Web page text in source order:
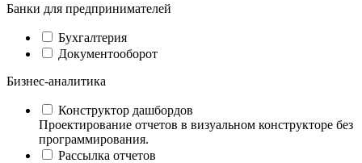
Банки для предпринимателей
Бухгалтерия
Документооборот
Бизнес-аналитика
Конструктор дашбордов
Проектирование отчетов в визуальном конструкторе без
программирования.
Рассылка отчетов